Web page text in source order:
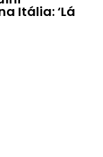
Itália: ‘Lá